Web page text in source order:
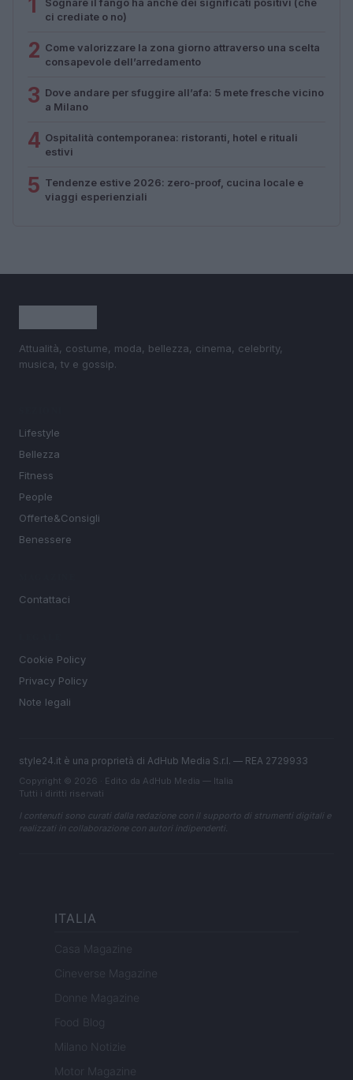
ci crediate o no)
2 Come valorizzare la zona giorno attraverso una scelta
consapevole dell’arredamento
3 Dove andare per sfuggire all’afa: 5 mete fresche vicino
a Milano
4 Ospitalità contemporanea: ristoranti, hotel e rituali
estivi
5 Tendenze estive 2026: zero-proof, cucina locale e
viaggi esperienziali
Attualità, costume, moda, bellezza, cinema, celebrity,
musica, tv e gossip.
Lifestyle
Bellezza
Fitness
People
Offerte&Consigli
Benessere
Contattaci
Cookie Policy
Privacy Policy
Note legali
style24.it è una proprietà di AdHub Media S.r.l. — REA 2729933
Copyright © 2026 · Edito da AdHub Media — Italia
Tutti i diritti riservati
I contenuti sono curati dalla redazione con il supporto di strumenti digitali e
realizzati in collaborazione con autori indipendenti.
ITALIA
Casa Magazine
Cineverse Magazine
Donne Magazine
Food Blog
Milano Notizie
Motor Magazine